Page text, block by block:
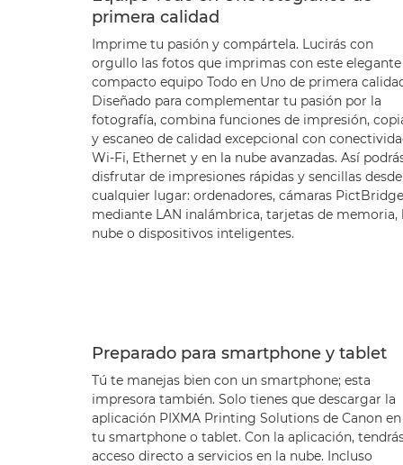
primera calidad
Imprime tu pasión y compártela. Lucirás con
orgullo las fotos que imprimas con este
compacto equipo Todo en Uno de primera
Diseñado para complementar tu pasión por la
fotografía, combina funciones de impresión,
y escaneo de calidad excepcional con
Wi-Fi, Ethernet y en la nube avanzadas. Así
disfrutar de impresiones rápidas y sencillas desde
cualquier lugar: ordenadores, cámaras PictBridge
mediante LAN inalámbrica, tarjetas de memoria,
nube o dispositivos inteligentes.
Preparado para smartphone y tablet
Tú te manejas bien con un smartphone; esta
impresora también. Solo tienes que descargar la
aplicación PIXMA Printing Solutions de Canon en
tu smartphone o tablet. Con la aplicación,
acceso directo a servicios en la nube. Incluso